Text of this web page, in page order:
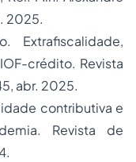
2025.
Extrafiscalidade,
crédito. Revista
abr. 2025.
contributiva e
Revista de